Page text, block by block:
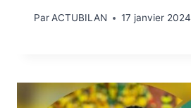
ParACTUBILAN 17 janvier 2024